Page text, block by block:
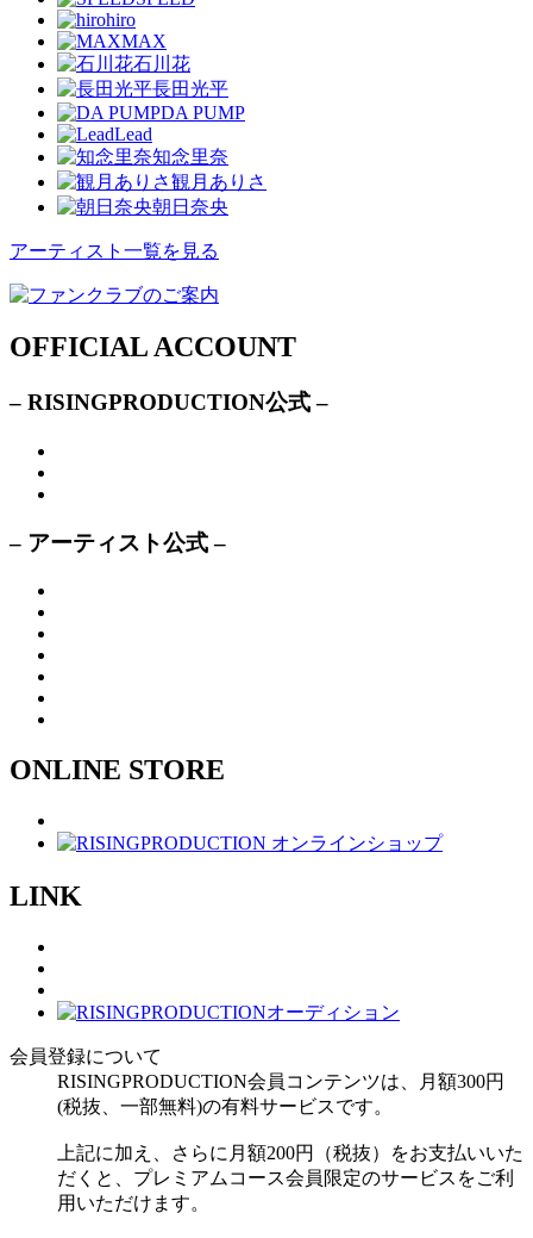
hiro
MAX
石川花
長田光平
DA PUMP
Lead
知念里奈
観月ありさ
朝日奈央
アーティスト一覧を見る
OFFICIAL ACCOUNT
– RISINGPRODUCTION公式 –
– アーティスト公式 –
ONLINE STORE
LINK
会員登録について
RISINGPRODUCTION会員コンテンツは、月額300円
(税抜、一部無料)の有料サービスです。
上記に加え、さらに月額200円（税抜）をお支払いいた
だくと、プレミアムコース会員限定のサービスをご利
用いただけます。